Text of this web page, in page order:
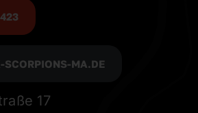
SCORPIONS-MA.DE
17